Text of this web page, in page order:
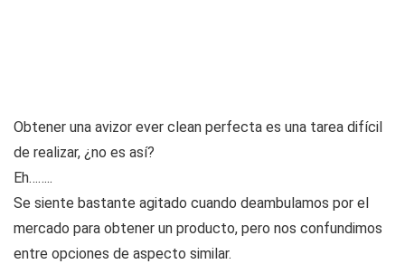
Obtener una avizor ever clean perfecta es una tarea difícil
de realizar, ¿no es así?
Eh……..
Se siente bastante agitado cuando deambulamos por el
mercado para obtener un producto, pero nos confundimos
entre opciones de aspecto similar.